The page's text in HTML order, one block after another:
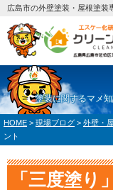
広島市の外壁塗装・屋根塗装
塗装に関するマメ
HOME > 現場ブログ > 外壁・
ント
「三度塗